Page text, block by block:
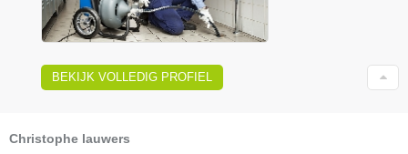
BEKIJK VOLLEDIG PROFIEL
Christophe lauwers